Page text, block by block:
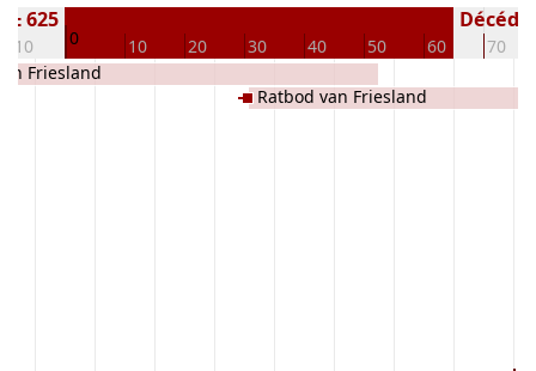
-10 0 10 20 30 40 50 60 70
± 625
Friesland
Ratbod van Friesland